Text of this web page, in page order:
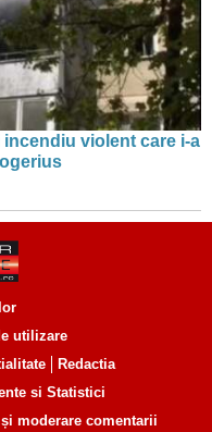
violent care i-a
utilizare
Redactia
moderare comentarii